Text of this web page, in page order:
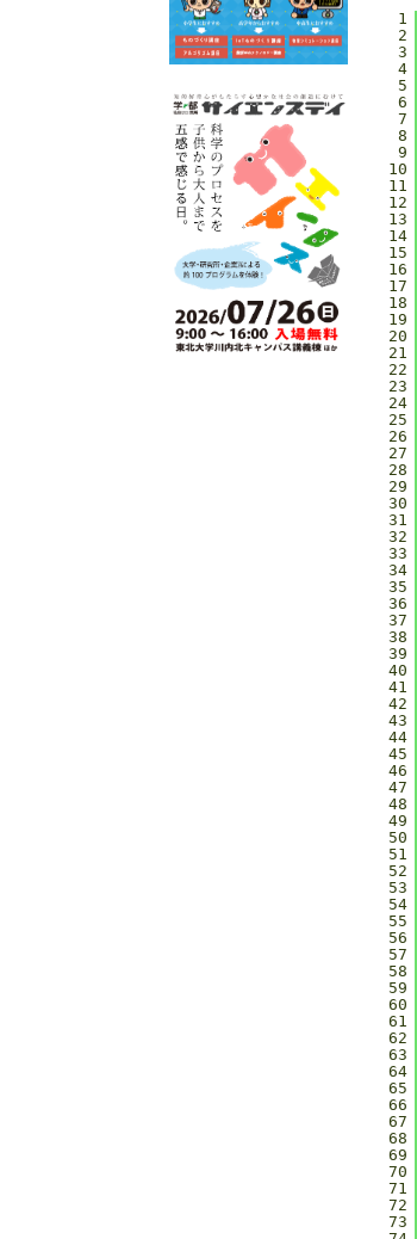
1
2
3
4
5
6
7
8
9
10
11
12
13
14
15
16
17
18
19
20
21
22
23
24
25
26
27
28
29
30
31
32
33
34
35
36
37
38
39
40
41
42
43
44
45
46
47
48
49
50
51
52
53
54
55
56
57
58
59
60
61
62
63
64
65
66
67
68
69
70
71
72
73